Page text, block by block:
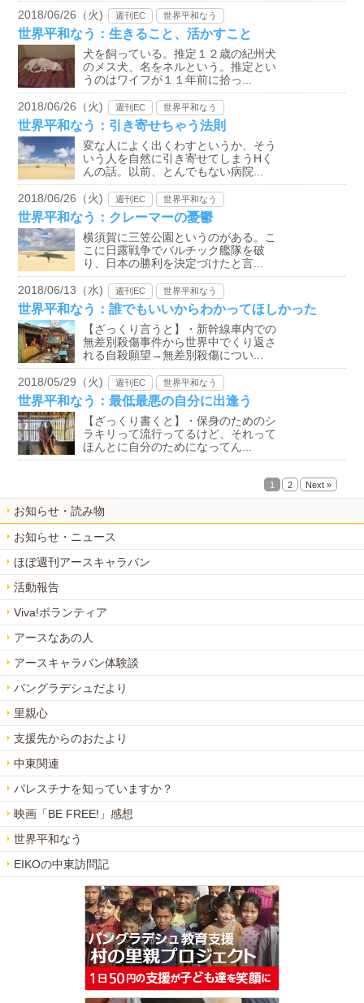
2018/06/26（火) 週刊EC 世界平和なう
世界平和なう：生きること、活かすこと
犬を飼っている。推定１２歳の紀州犬
のメス犬、名をネルという。推定とい
うのはワイフが１１年前に拾っ...
2018/06/26（火) 週刊EC 世界平和なう
世界平和なう：引き寄せちゃう法則
変な人によく出くわすというか、そう
いう人を自然に引き寄せてしまうHく
んの話。以前、とんでもない病院...
2018/06/26（火) 週刊EC 世界平和なう
世界平和なう：クレーマーの憂鬱
横須賀に三笠公園というのがある。こ
こに日露戦争でバルチック艦隊を破
り、日本の勝利を決定づけたと言...
2018/06/13（水) 週刊EC 世界平和なう
世界平和なう：誰でもいいからわかってほしかった
【ざっくり言うと】・新幹線車内での
無差別殺傷事件から世界中でくり返さ
れる自殺願望→無差別殺傷につい...
2018/05/29（火) 週刊EC 世界平和なう
世界平和なう：最低最悪の自分に出逢う
【ざっくり書くと】・保身のためのシ
ラキリって流行ってるけど、それって
ほんとに自分のためになってん...
1 2 Next »
お知らせ・読み物
お知らせ・ニュース
ほぼ週刊アースキャラバン
活動報告
Viva!ボランティア
アースなあの人
アースキャラバン体験談
バングラデシュだより
里親心
支援先からのおたより
中東関連
パレスチナを知っていますか？
映画「BE FREE!」感想
世界平和なう
EIKOの中東訪問記